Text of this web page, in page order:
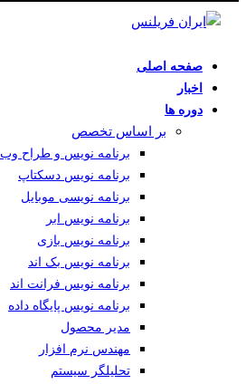
صفحه اصلی
اخبار
دوره ها
بر اساس تخصص
برنامه نویس و طراح وب
برنامه نویس دسکتاپ
برنامه نویسی موبایل
برنامه نویس ابر
برنامه نویس بازی
برنامه نویس بک اند
برنامه نویس فرانت اند
برنامه نویس پایگاه داده
مدیر محصول
مهندس نرم افزار
تحلیلگر سیستم